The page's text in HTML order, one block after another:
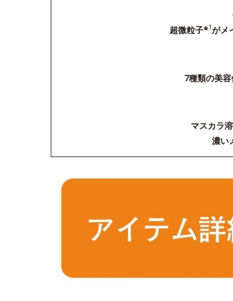
超微粒子*1がメ
7種類の美
マスカラ
濃い